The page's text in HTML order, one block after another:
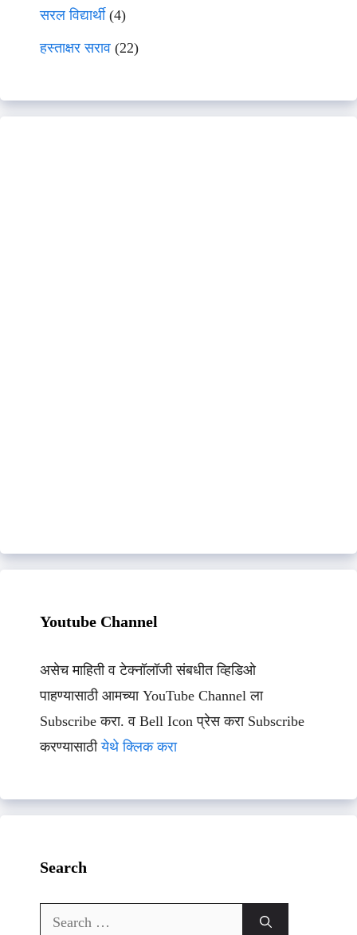
सरल विद्यार्थी(4)
हस्ताक्षर सराव (22)
Youtube Channel
असेच माहिती व टेक्नॉलॉजी संबधीत व्हिडिओ
पाहण्यासाठी आमच्या YouTube Channel ला
Subscribe करा. व Bell Icon प्रेस करा Subscribe
करण्यासाठीयेथे क्लिक करा
Search
Search